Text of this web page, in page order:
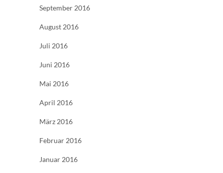
September 2016
August 2016
Juli 2016
Juni 2016
Mai 2016
April 2016
März 2016
Februar 2016
Januar 2016